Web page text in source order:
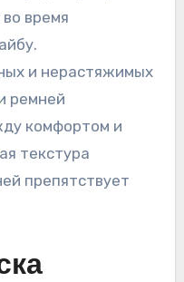
время
и нерастяжимых
ремней
комфортом и
текстура
препятствует